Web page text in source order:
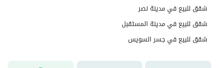
شقق للبيع في مدينة نصر
شقق للبيع في مدينة المستقبل
شقق للبيع في جسر السويس